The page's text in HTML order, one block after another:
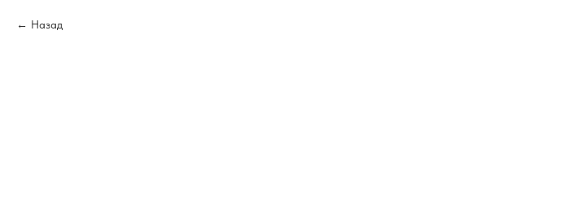
Назад